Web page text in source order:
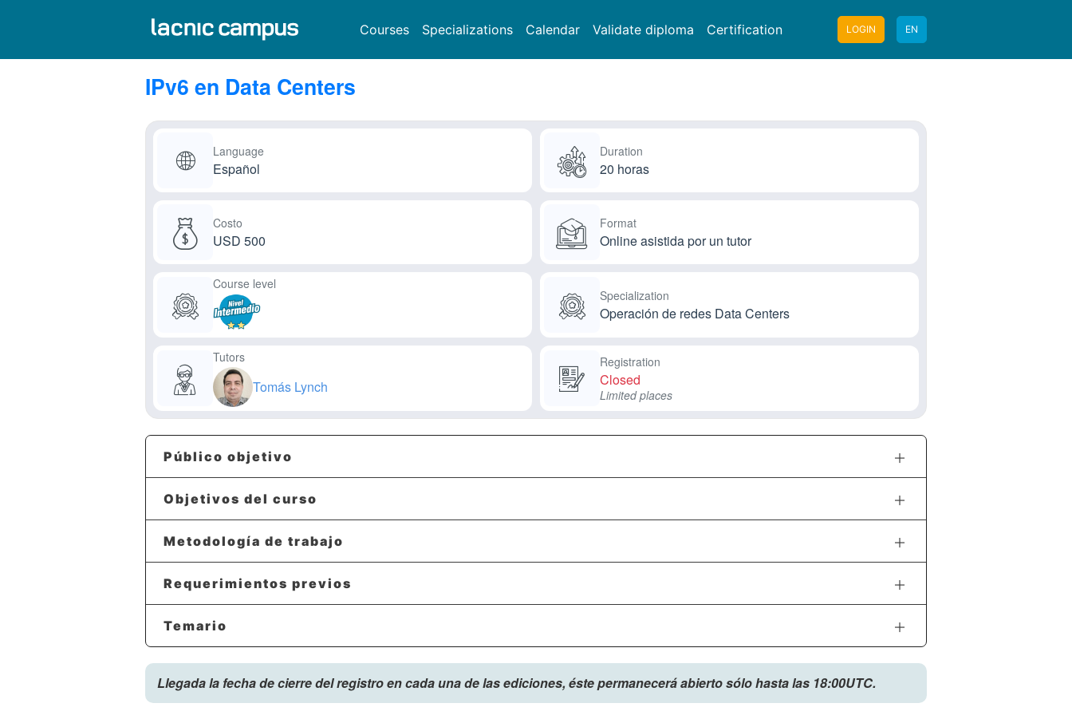
Courses Specializations Calendar Validate diploma Certification LOGIN EN
IPv6 en Data Centers
Language
Español
Duration
20 horas
Costo
USD 500
Format
Online asistida por un tutor
Course level
Specialization
Operación de redes Data Centers
Tutors
Tomás Lynch
Registration
Closed
Limited places
Público objetivo
Objetivos del curso
Metodología de trabajo
Requerimientos previos
Temario
Llegada la fecha de cierre del registro en cada una de las ediciones, éste permanecerá abierto sólo hasta las 18:00UTC.